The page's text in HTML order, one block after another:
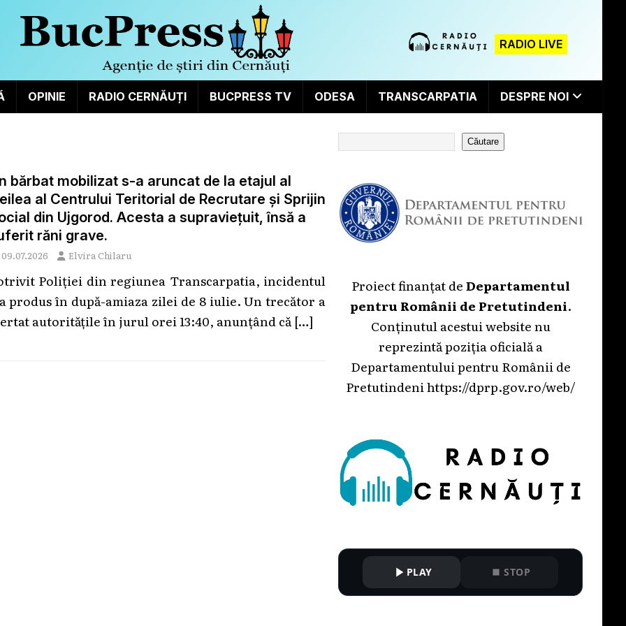
RADIO LIVE
OPINIE RADIO CERNĂUȚI BUCPRESS TV ODESA TRANSCARPATIA DESPRE NOI
bărbat mobilizat s-a aruncat de la etajul al
al Centrului Teritorial de Recrutare și Sprijin
din Ujgorod. Acesta a supraviețuit, însă a
răni grave.
09.07.2026 Elvira Chilaru
Poliției din regiunea Transcarpatia, incidentul
produs în după-amiaza zilei de 8 iulie. Un trecător a
autoritățile în jurul orei 13:40, anunțând că […]
Căutare
Proiect finanțat deDepartamentul
pentru Românii de Pretutindeni.
Conținutul acestui website nu
reprezintă poziția oficială a
Departamentului pentru Românii de
Pretutindenihttps://dprp.gov.ro/web/
PLAY STOP